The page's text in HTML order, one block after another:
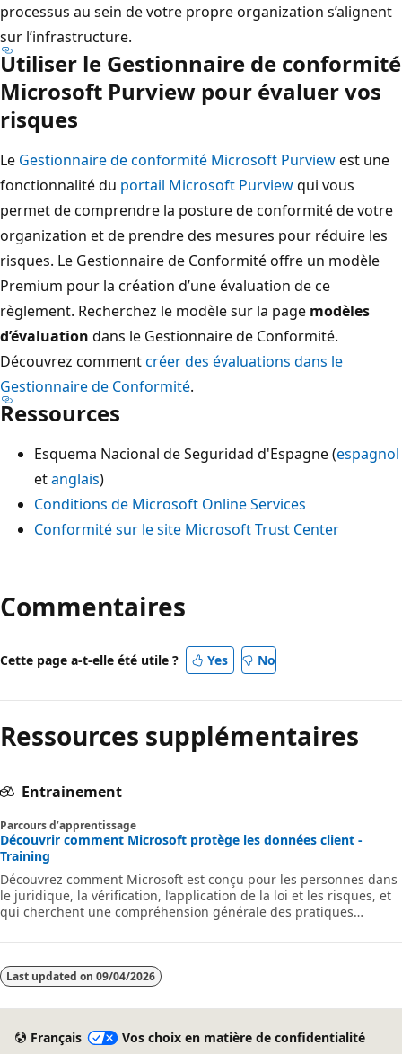
processus au sein de votre propre organization s’alignent
sur l’infrastructure.
Utiliser le Gestionnaire de conformité
Microsoft Purview pour évaluer vos
risques
Le Gestionnaire de conformité Microsoft Purviewest une
fonctionnalité du portail Microsoft Purviewqui vous
permet de comprendre la posture de conformité de votre
organization et de prendre des mesures pour réduire les
risques. Le Gestionnaire de Conformité offre un modèle
Premium pour la création d’une évaluation de ce
règlement. Recherchez le modèle sur la page modèles
d’évaluation dans le Gestionnaire de Conformité.
Découvrez commentcréer des évaluations dans le
Gestionnaire de Conformité.
Ressources
Esquema Nacional de Seguridad d'Espagne (espagnol
etanglais)
Conditions de Microsoft Online Services
Conformité sur le site Microsoft Trust Center
Commentaires
Cette page a-t-elle été utile ? Yes No
Ressources supplémentaires
Entrainement
Parcours d’apprentissage
Découvrir comment Microsoft protège les données client -
Training
Découvrez comment Microsoft est conçu pour les personnes dans
le juridique, la vérification, l’application de la loi et les risques, et
qui cherchent une compréhension générale des pratiques
pour protéger leurs données client.
Last updated on 09/04/2026
Français Vos choix en matière de confidentialité